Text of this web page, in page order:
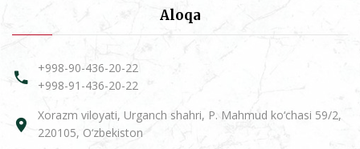
Aloqa
+998-90-436-20-22
+998-91-436-20-22
Xorazm viloyati, Urganch shahri, P. Mahmud ko‘chasi 59/2,
220105, O‘zbekiston